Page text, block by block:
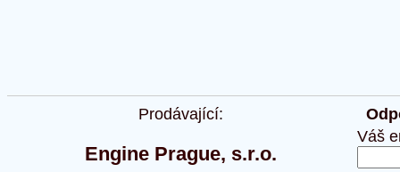
Prodávající:
Engine Prague, s.r.o.
Váš